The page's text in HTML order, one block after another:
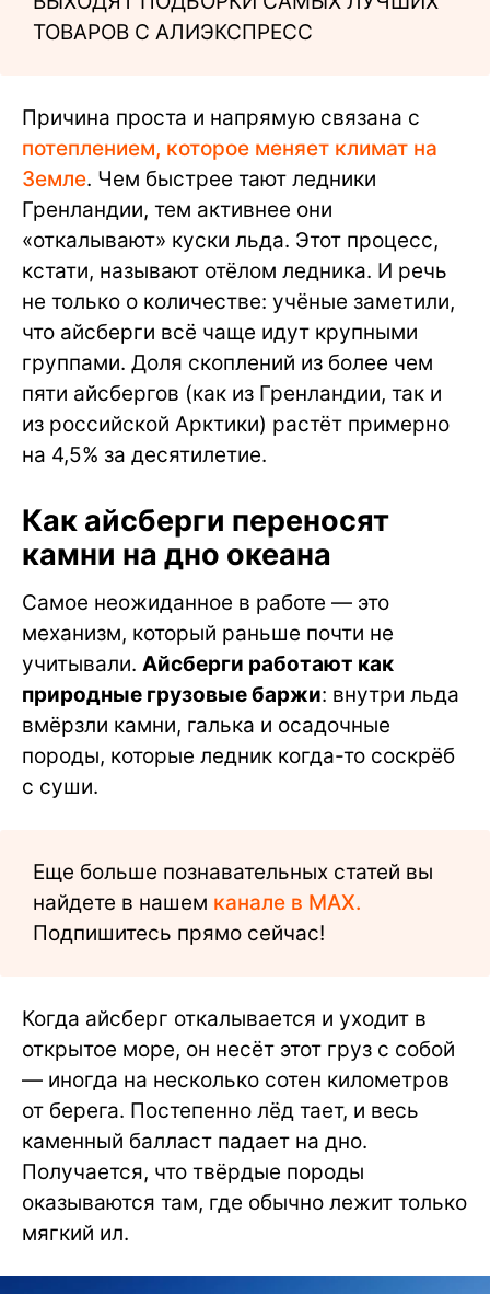
ТОВАРОВ С АЛИЭКСПРЕСС
Причина проста и напрямую связана с
потеплением, которое меняет климат на
Земле. Чем быстрее тают ледники
Гренландии, тем активнее они
«откалывают» куски льда. Этот процесс,
кстати, называют отёлом ледника. И речь
не только о количестве: учёные заметили,
что айсберги всё чаще идут крупными
группами. Доля скоплений из более чем
пяти айсбергов (как из Гренландии, так и
из российской Арктики) растёт примерно
на 4,5% за десятилетие.
Как айсберги переносят
камни на дно океана
Самое неожиданное в работе — это
механизм, который раньше почти не
учитывали. Айсберги работают как
природные грузовые баржи: внутри льда
вмёрзли камни, галька и осадочные
породы, которые ледник когда-то соскрёб
с суши.
Еще больше познавательных статей вы
найдете в нашем канале в MAX.
Подпишитесь прямо сейчас!
Когда айсберг откалывается и уходит в
открытое море, он несёт этот груз с собой
— иногда на несколько сотен километров
от берега. Постепенно лёд тает, и весь
каменный балласт падает на дно.
Получается, что твёрдые породы
оказываются там, где обычно лежит только
мягкий ил.